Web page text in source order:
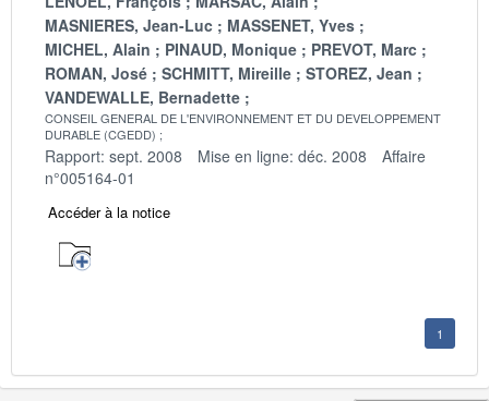
MASNIERES, Jean-Luc
MASSENET, Yves
MICHEL, Alain
PINAUD, Monique
PREVOT, Marc
ROMAN, José
SCHMITT, Mireille
STOREZ, Jean
VANDEWALLE, Bernadette
CONSEIL GENERAL DE L'ENVIRONNEMENT ET DU DEVELOPPEMENT
DURABLE (CGEDD)
Rapport: sept. 2008 Mise en ligne: déc. 2008
Affaire
n°005164-01
Accéder à la notice
1